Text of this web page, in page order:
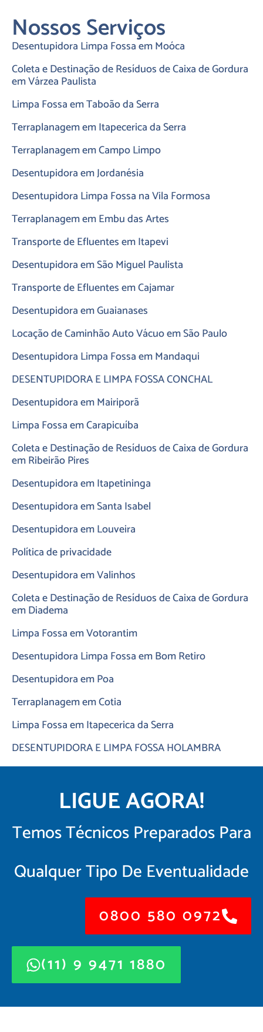
Nossos Serviços
Desentupidora Limpa Fossa em Moóca
Coleta e Destinação de Resíduos de Caixa de Gordura
em Várzea Paulista
Limpa Fossa em Taboão da Serra
Terraplanagem em Itapecerica da Serra
Terraplanagem em Campo Limpo
Desentupidora em Jordanésia
Desentupidora Limpa Fossa na Vila Formosa
Terraplanagem em Embu das Artes
Transporte de Efluentes em Itapevi
Desentupidora em São Miguel Paulista
Transporte de Efluentes em Cajamar
Desentupidora em Guaianases
Locação de Caminhão Auto Vácuo em São Paulo
Desentupidora Limpa Fossa em Mandaqui
DESENTUPIDORA E LIMPA FOSSA CONCHAL
Desentupidora em Mairiporã
Limpa Fossa em Carapicuíba
Coleta e Destinação de Resíduos de Caixa de Gordura
em Ribeirão Pires
Desentupidora em Itapetininga
Desentupidora em Santa Isabel
Desentupidora em Louveira
Política de privacidade
Desentupidora em Valinhos
Coleta e Destinação de Resíduos de Caixa de Gordura
em Diadema
Limpa Fossa em Votorantim
Desentupidora Limpa Fossa em Bom Retiro
Desentupidora em Poa
Terraplanagem em Cotia
Limpa Fossa em Itapecerica da Serra
DESENTUPIDORA E LIMPA FOSSA HOLAMBRA
LIGUE AGORA!
Temos Técnicos Preparados Para
Qualquer Tipo De Eventualidade
0800 580 0972
(11) 9 9471 1880